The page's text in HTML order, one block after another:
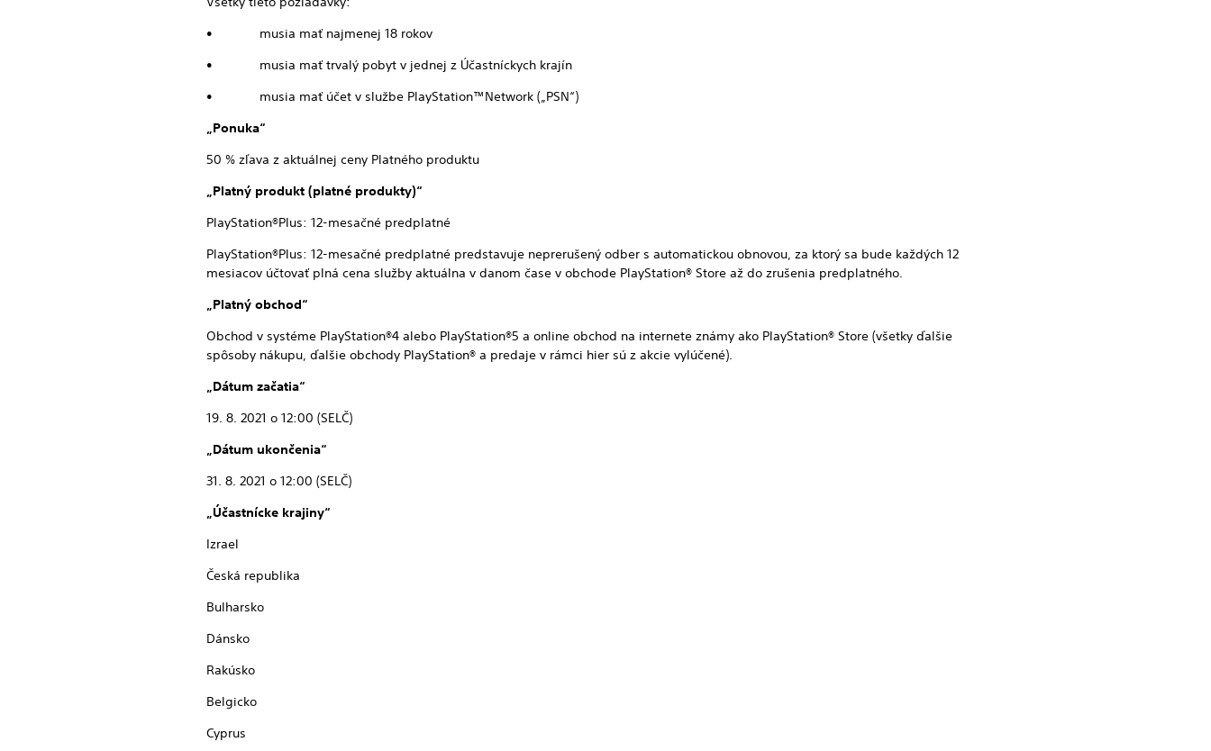
• musia mať najmenej 18 rokov
• musia mať trvalý pobyt v jednej z Účastníckych krajín
• musia mať účet v službe PlayStation™Network („PSN“)
„Ponuka“
50 % zľava z aktuálnej ceny Platného produktu
„Platný produkt (platné produkty)“
PlayStation®Plus: 12-mesačné predplatné
PlayStation®Plus: 12-mesačné predplatné predstavuje neprerušený odber s automatickou obnovou, za ktorý sa bude každých 12
mesiacov účtovať plná cena služby aktuálna v danom čase v obchode PlayStation® Store až do zrušenia predplatného.
„Platný obchod“
Obchod v systéme PlayStation®4 alebo PlayStation®5 a online obchod na internete známy ako PlayStation® Store (všetky ďalšie
spôsoby nákupu, ďalšie obchody PlayStation® a predaje v rámci hier sú z akcie vylúčené).
„Dátum začatia“
19. 8. 2021 o 12:00 (SELČ)
„Dátum ukončenia“
31. 8. 2021 o 12:00 (SELČ)
„Účastnícke krajiny“
Izrael
Česká republika
Bulharsko
Dánsko
Rakúsko
Belgicko
Cyprus